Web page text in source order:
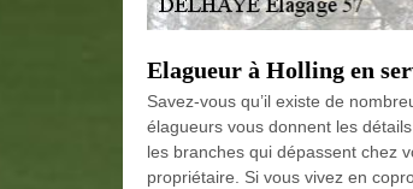
Elagueur à Holling en
Savez-vous qu’il existe de
élagueurs vous donnent les
les branches qui dépassent chez
propriétaire. Si vous vivez en